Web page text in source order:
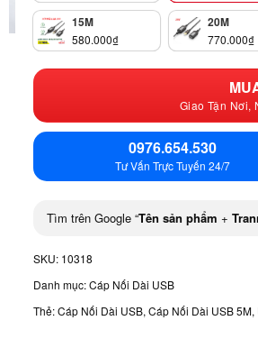
15M
580.000₫
20M
770.000₫
Giao Tận Nơi,
0976.654.530
Tư Vấn Trực Tuyến 24/7
Tìm trên Google “Tên sản phẩm +
SKU: 10318
Danh mục:Cáp Nối Dài USB
Thẻ:Cáp Nối Dài USB, Cáp Nối Dài USB 5M,